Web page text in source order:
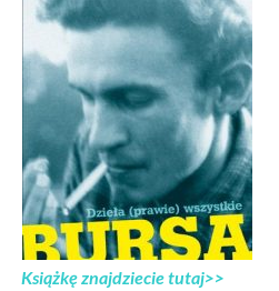
Książkę znajdziecie tutaj>>